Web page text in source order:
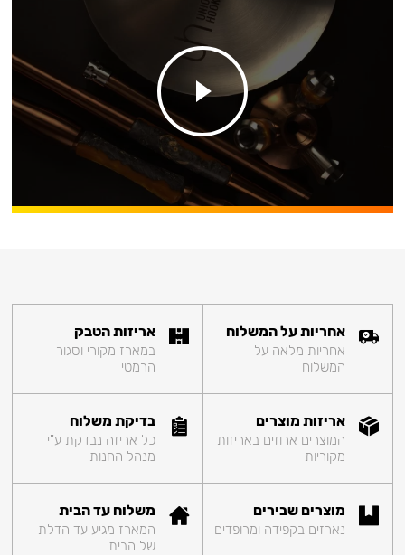
אחריות על המשלוח
אחריות מלאה על
המשלוח
אריזות הטבק
במארז מקורי וסגור
הרמטי
אריזות מוצרים
המוצרים ארוזים באריזות
מקוריות
בדיקת משלוח
כל אריזה נבדקת ע"י
מנהל החנות
מוצרים שבירים
נארזים בקפידה ומרופדים
משלוח עד הבית
המארז מגיע עד הדלת
של הבית